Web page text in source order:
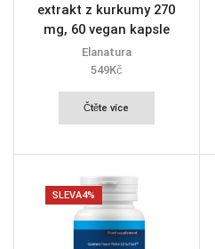
extrakt z kurkumy 270
mg, 60 vegan kapsle
Elanatura
549Kč
Čtěte více
SLEVA4%